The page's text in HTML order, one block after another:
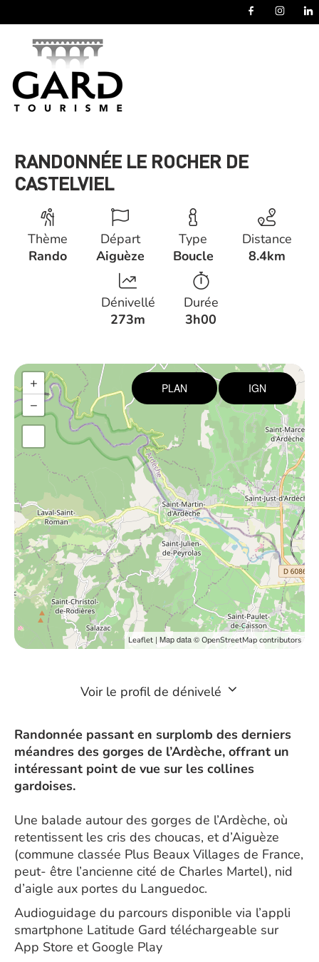
RANDONNÉE LE ROCHER DE
CASTELVIEL
Thème
Rando
Départ
Aiguèze
Type
Boucle
Distance
8.4km
Dénivellé
273m
Durée
3h00
+
−
PLAN IGN
Leaflet | Map data © OpenStreetMap contributors
Voir le profil de dénivelé
Randonnée passant en surplomb des derniers
méandres des gorges de l’Ardèche, offrant un
intéressant point de vue sur les collines
gardoises.
Une balade autour des gorges de l’Ardèche, où
retentissent les cris des choucas, et d’Aiguèze
(commune classée Plus Beaux Villages de France,
peut- être l’ancienne cité de Charles Martel), nid
d’aigle aux portes du Languedoc.
Audioguidage du parcours disponible via l’appli
smartphone Latitude Gard téléchargeable sur
App Store et Google Play